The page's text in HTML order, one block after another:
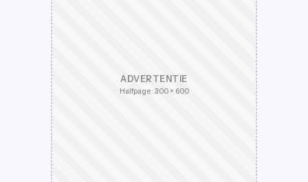
ADVERTENTIE
Halfpage · 300 × 600